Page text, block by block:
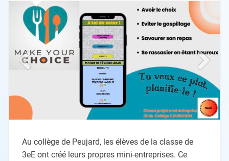
Au collège de Peujard, les élèves de la classe de
3eE ont créé leurs propres mini-entreprises. Ce